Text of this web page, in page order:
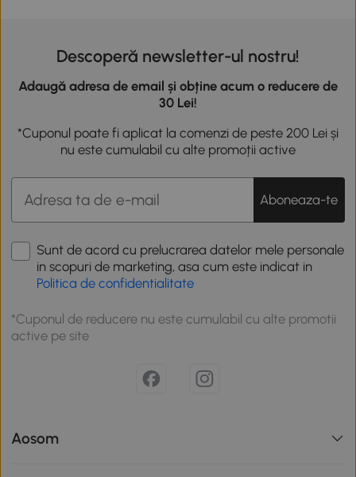
Descoperă newsletter-ul nostru!
Adaugă adresa de email și obține acum o reducere de
30 Lei!
*Cuponul poate fi aplicat la comenzi de peste 200 Lei și
nu este cumulabil cu alte promoții active
Aboneaza-te
Sunt de acord cu prelucrarea datelor mele personale
in scopuri de marketing, asa cum este indicat in
Politica de confidentialitate
*Cuponul de reducere nu este cumulabil cu alte promotii
active pe site
Aosom